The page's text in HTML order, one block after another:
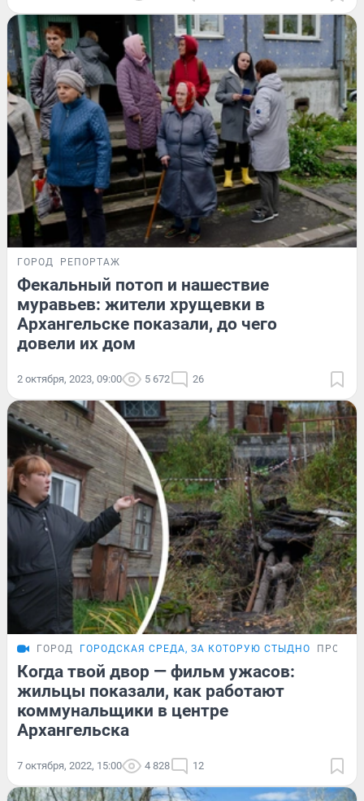
ГОРОД РЕПОРТАЖ
Фекальный потоп и нашествие
муравьев: жители хрущевки в
Архангельске показали, до чего
довели их дом
2 октября, 2023, 09:00 5 672 26
ГОРОД ГОРОДСКАЯ СРЕДА, ЗА КОТОРУЮ СТЫДНО
Когда твой двор — фильм ужасов:
жильцы показали, как работают
коммунальщики в центре
Архангельска
7 октября, 2022, 15:00 4 828 12